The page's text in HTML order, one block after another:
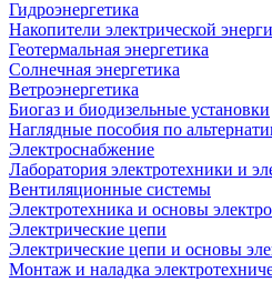
Гидроэнергетика
Накопители электрической
Геотермальная энергетика
Солнечная энергетика
Ветроэнергетика
Биогаз и биодизельные установки
Наглядные пособия по
Электроснабжение
Лаборатория электротехники и
Вентиляционные системы
Электротехника и основы
Электрические цепи
Электрические цепи и основы
Монтаж и наладка